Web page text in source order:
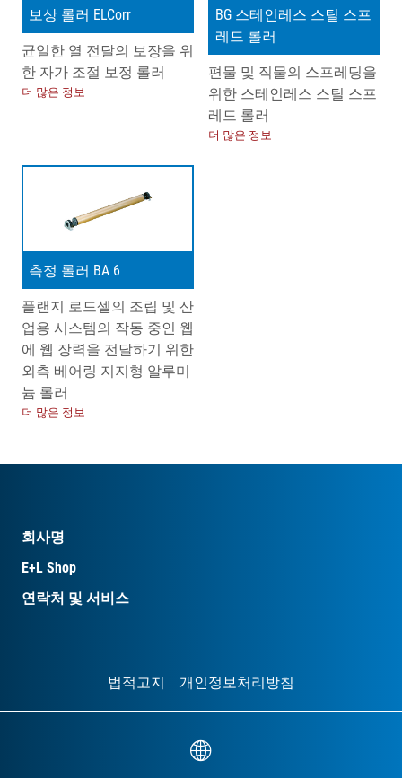
보상 롤러 ELCorr
균일한 열 전달의 보장을 위
한 자가 조절 보정 롤러
더 많은 정보
BG 스테인레스 스틸 스프
레드 롤러
편물 및 직물의 스프레딩을
위한 스테인레스 스틸 스프
레드 롤러
더 많은 정보
측정 롤러 BA 6
플랜지 로드셀의 조립 및 산
업용 시스템의 작동 중인 웹
에 웹 장력을 전달하기 위한
외측 베어링 지지형 알루미
늄 롤러
더 많은 정보
회사명
E+L Shop
연락처 및 서비스
법적고지 개인정보처리방침